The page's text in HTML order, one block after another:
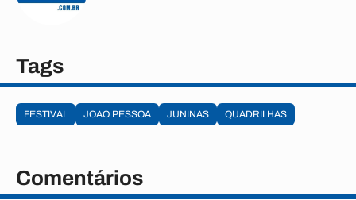
Tags
FESTIVAL JOAO PESSOA JUNINAS QUADRILHAS
Comentários